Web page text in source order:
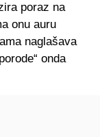
poraz na
onu auru
naglašava
onda